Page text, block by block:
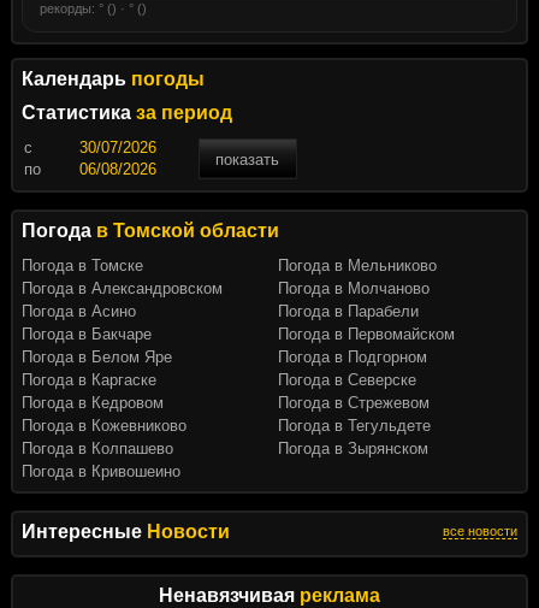
Интересные Новости все новости
Ненавязчивая реклама
рекорды: ° () · ° ()
Календарь погоды
Статистика за период
c
показать
по
Погода в Томской области
Погода в Томске
Погода в Александровском
Погода в Асино
Погода в Бакчаре
Погода в Белом Яре
Погода в Каргаске
Погода в Кедровом
Погода в Кожевниково
Погода в Колпашево
Погода в Кривошеино
Погода в Мельниково
Погода в Молчаново
Погода в Парабели
Погода в Первомайском
Погода в Подгорном
Погода в Северске
Погода в Стрежевом
Погода в Тегульдете
Погода в Зырянском